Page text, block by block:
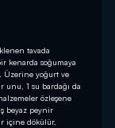
tavada
kenarda soğumaya
Üzerine yoğurt ve
unu, 1 su bardağı da
özleşene
beyaz peynir
içine dökülür.